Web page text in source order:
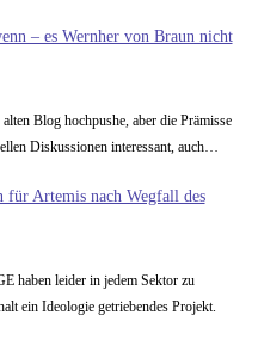
– es Wernher von Braun nicht
Blog hochpushe, aber die Prämisse
Diskussionen interessant, auch…
für Artemis nach Wegfall des
haben leider in jedem Sektor zu
ein Ideologie getriebendes Projekt.